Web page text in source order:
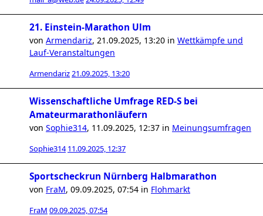
21. Einstein-Marathon Ulm
von Armendariz, 21.09.2025, 13:20 in Wettkämpfe und
Lauf-Veranstaltungen
Armendariz21.09.2025, 13:20
Wissenschaftliche Umfrage RED-S bei
Amateurmarathonläufern
von Sophie314, 11.09.2025, 12:37 in Meinungsumfragen
Sophie314 11.09.2025, 12:37
Sportscheckrun Nürnberg Halbmarathon
von FraM, 09.09.2025, 07:54 in Flohmarkt
FraM 09.09.2025, 07:54